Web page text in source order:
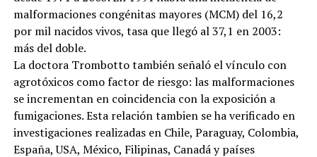
malformaciones congénitas mayores (MCM) del 16,2
por mil nacidos vivos, tasa que llegó al 37,1 en 2003:
más del doble.
La doctora Trombotto también señaló el vínculo con
agrotóxicos como factor de riesgo: las malformaciones
se incrementan en coincidencia con la exposición a
fumigaciones. Esta relación tambien se ha verificado en
investigaciones realizadas en Chile, Paraguay, Colombia,
España, USA, México, Filipinas, Canadá y países